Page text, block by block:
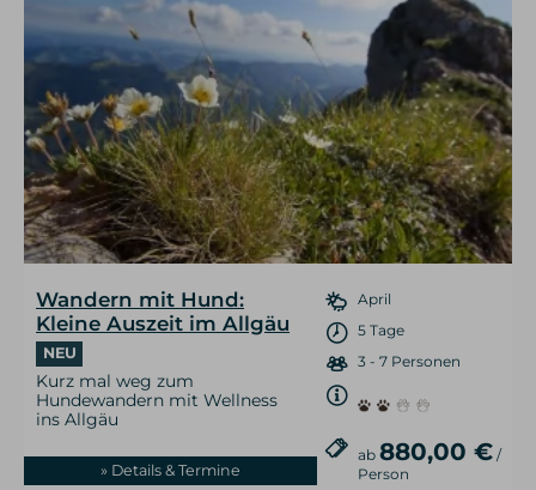
Wandern mit Hund:
Kleine Auszeit im Allgäu
NEU
Kurz mal weg zum
Hundewandern mit Wellness
ins Allgäu
» Details & Termine
April
5 Tage
3 - 7 Personen
ab 880,00 €/
Person